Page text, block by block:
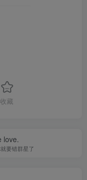
收藏
love.
要错群星了